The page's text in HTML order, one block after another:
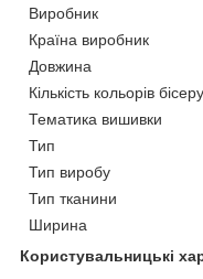
Виробник
Країна виробник
Довжина
Кількість кольорів бісеру
Тематика вишивки
Тип
Тип виробу
Тип тканини
Ширина
Користувальницькі